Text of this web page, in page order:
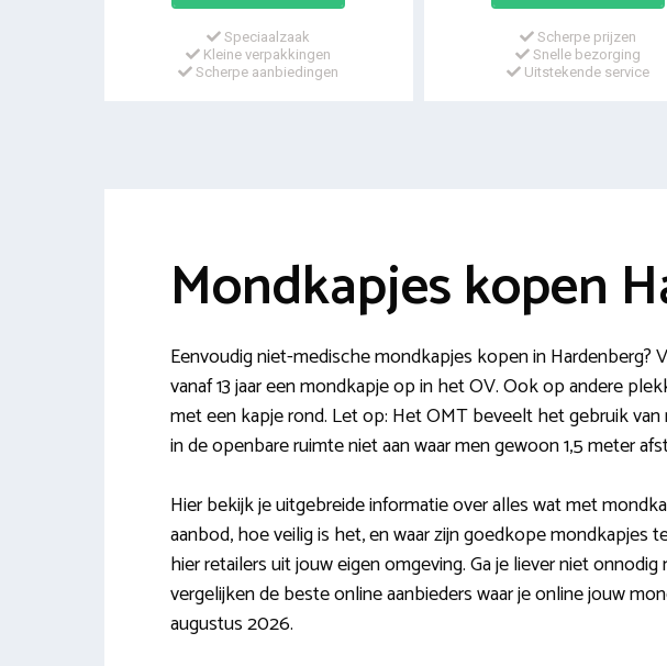
Speciaalzaak
Kleine verpakkingen
Scherpe aanbiedingen
Scherpe prijzen
Snelle bezorging
Uitstekende service
Mondkapjes kopen
Eenvoudig niet-medische mondkapjes kopen in Hardenberg?
vanaf 13 jaar een mondkapje op in het OV. Ook op andere
met een kapje rond. Let op: Het OMT beveelt het gebruik
in de openbare ruimte niet aan waar men gewoon 1,5 meter
Hier bekijk je uitgebreide informatie over alles wat met
aanbod, hoe veilig is het, en waar zijn goedkope mondkapjes
hier retailers uit jouw eigen omgeving. Ga je liever niet
vergelijken de beste online aanbieders waar je online jouw
augustus 2026.